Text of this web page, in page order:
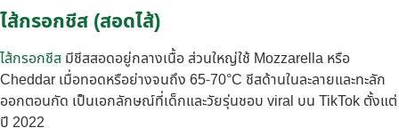
ไส้กรอกชีส (สอดไส้)
ไส้กรอกชีส มีชีสสอดอยู่กลางเนื้อ ส่วนใหญ่ใช้ Mozzarella หรือ
Cheddar เมื่อทอดหรือย่างจนถึง 65-70°C ชีสด้านในละลายและทะลัก
ออกตอนกัด เป็นเอกลักษณ์ที่เด็กและวัยรุ่นชอบ viral บน TikTok ตั้งแต่
ปี 2022